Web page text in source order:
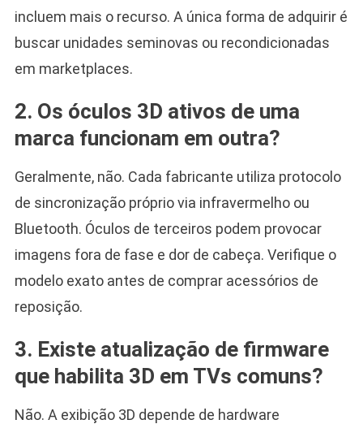
incluem mais o recurso. A única forma de adquirir é
buscar unidades seminovas ou recondicionadas
em marketplaces.
2. Os óculos 3D ativos de uma
marca funcionam em outra?
Geralmente, não. Cada fabricante utiliza protocolo
de sincronização próprio via infravermelho ou
Bluetooth. Óculos de terceiros podem provocar
imagens fora de fase e dor de cabeça. Verifique o
modelo exato antes de comprar acessórios de
reposição.
3. Existe atualização de firmware
que habilita 3D em TVs comuns?
Não. A exibição 3D depende de hardware